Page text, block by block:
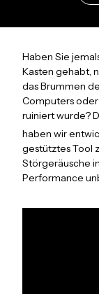
Haben Sie
Kasten gehabt,
das Brummen
Computers oder
ruiniert wurde?
haben wir
gestütztes Tool
Störgeräusche
Performance